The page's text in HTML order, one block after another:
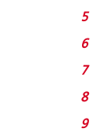
5
6
7
8
9